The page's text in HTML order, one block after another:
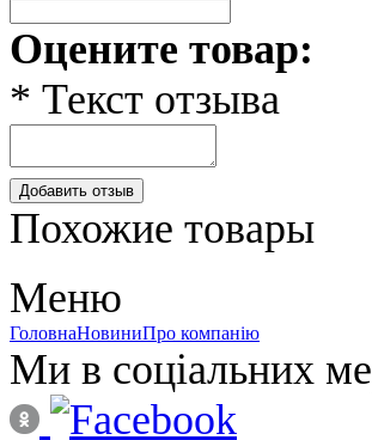
Оцените товар:
* Текст отзыва
Добавить отзыв
Похожие товары
Меню
ГоловнаНовиниПро компанію
Ми в соціальних